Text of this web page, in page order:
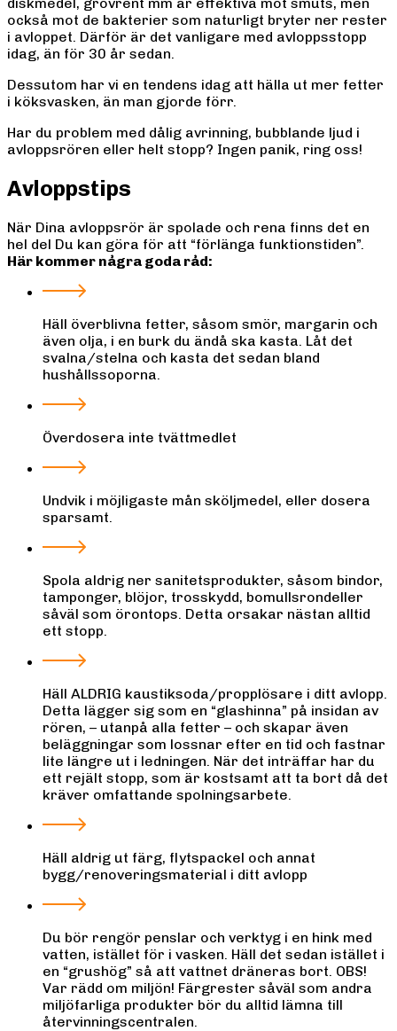
också mot de bakterier som naturligt bryter ner rester
i avloppet. Därför är det vanligare med avloppsstopp
idag, än för 30 år sedan.
Dessutom har vi en tendens idag att hälla ut mer fetter
i köksvasken, än man gjorde förr.
Har du problem med dålig avrinning, bubblande ljud i
avloppsrören eller helt stopp? Ingen panik, ring oss!
Avloppstips
När Dina avloppsrör är spolade och rena finns det en
hel del Du kan göra för att “förlänga funktionstiden”.
Här kommer några goda råd:
Häll överblivna fetter, såsom smör, margarin och
även olja, i en burk du ändå ska kasta. Låt det
svalna/stelna och kasta det sedan bland
hushållssoporna.
Överdosera inte tvättmedlet
Undvik i möjligaste mån sköljmedel, eller dosera
sparsamt.
Spola aldrig ner sanitetsprodukter, såsom bindor,
tamponger, blöjor, trosskydd, bomullsrondeller
såväl som örontops. Detta orsakar nästan alltid
ett stopp.
Häll ALDRIG kaustiksoda/propplösare i ditt avlopp.
Detta lägger sig som en “glashinna” på insidan av
rören, – utanpå alla fetter – och skapar även
beläggningar som lossnar efter en tid och fastnar
lite längre ut i ledningen. När det inträffar har du
ett rejält stopp, som är kostsamt att ta bort då det
kräver omfattande spolningsarbete.
Häll aldrig ut färg, flytspackel och annat
bygg/renoveringsmaterial i ditt avlopp
Du bör rengör penslar och verktyg i en hink med
vatten, istället för i vasken. Häll det sedan istället i
en “grushög” så att vattnet dräneras bort. OBS!
Var rädd om miljön! Färgrester såväl som andra
miljöfarliga produkter bör du alltid lämna till
återvinningscentralen.